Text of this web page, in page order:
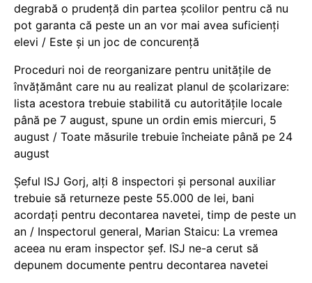
degrabă o prudență din partea școlilor pentru că nu
pot garanta că peste un an vor mai avea suficienți
elevi / Este și un joc de concurență
Proceduri noi de reorganizare pentru unitățile de
învățământ care nu au realizat planul de școlarizare:
lista acestora trebuie stabilită cu autoritățile locale
până pe 7 august, spune un ordin emis miercuri, 5
august / Toate măsurile trebuie încheiate până pe 24
august
Șeful ISJ Gorj, alți 8 inspectori și personal auxiliar
trebuie să returneze peste 55.000 de lei, bani
acordați pentru decontarea navetei, timp de peste un
an / Inspectorul general, Marian Staicu: La vremea
aceea nu eram inspector șef. ISJ ne-a cerut să
depunem documente pentru decontarea navetei